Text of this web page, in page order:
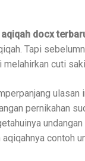
docx
Tapi
cuti
pernikahan
contoh